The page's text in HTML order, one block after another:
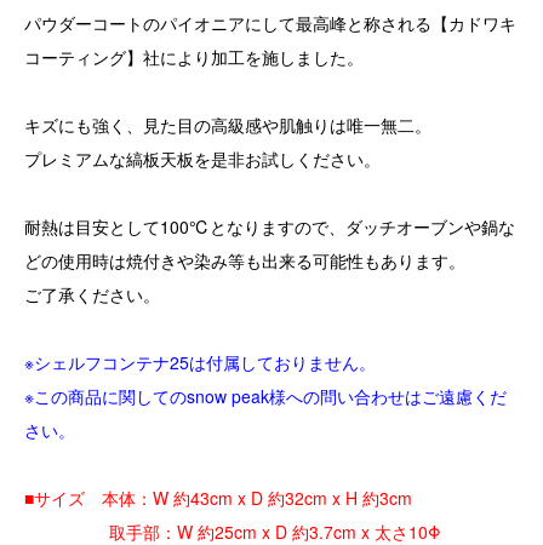
パウダーコートのパイオニアにして最高峰と称される【カドワキ
コーティング】社により加工を施しました。
キズにも強く、見た目の高級感や肌触りは唯一無二。
プレミアムな縞板天板を是非お試しください。
耐熱は目安として100℃となりますので、ダッチオーブンや鍋な
どの使用時は焼付きや染み等も出来る可能性もあります。
ご了承ください。
※シェルフコンテナ25は付属しておりません。
※この商品に関してのsnow peak様への問い合わせはご遠慮くだ
さい。
■サイズ 本体：W 約43cm x D 約32cm x H 約3cm
取手部：W 約25cm x D 約3.7cm x 太さ10Φ